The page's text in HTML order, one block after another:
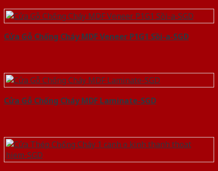
Cửa Gỗ Chống Cháy MDF Veneer P1G1 Sồi-a-SGD
Cửa Gỗ Chống Cháy MDF Laminate-SGD